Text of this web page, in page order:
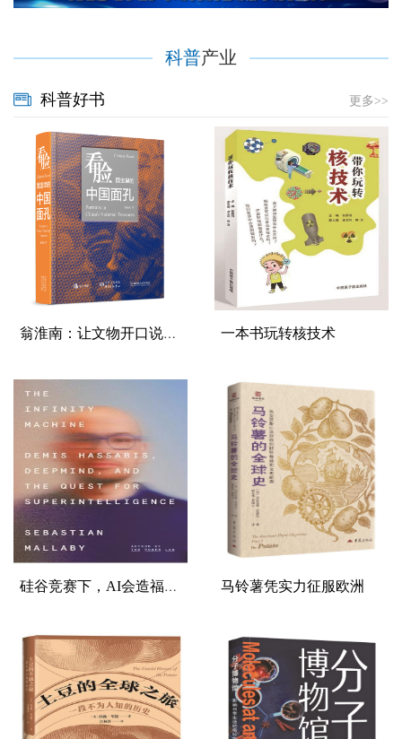
科普产业
科普好书 更多>>
翁淮南：让文物开口说话，让文明可触... 一本书玩转核技术
硅谷竞赛下，AI会造福还是毁灭人类 马铃薯凭实力征服欧洲